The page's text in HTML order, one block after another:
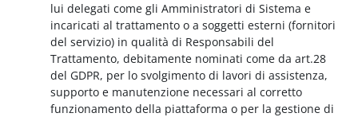
lui delegati come gli Amministratori di Sistema e
incaricati al trattamento o a soggetti esterni (fornitori
del servizio) in qualità di Responsabili del
Trattamento, debitamente nominati come da art.28
del GDPR, per lo svolgimento di lavori di assistenza,
supporto e manutenzione necessari al corretto
funzionamento della piattaforma o per la gestione di